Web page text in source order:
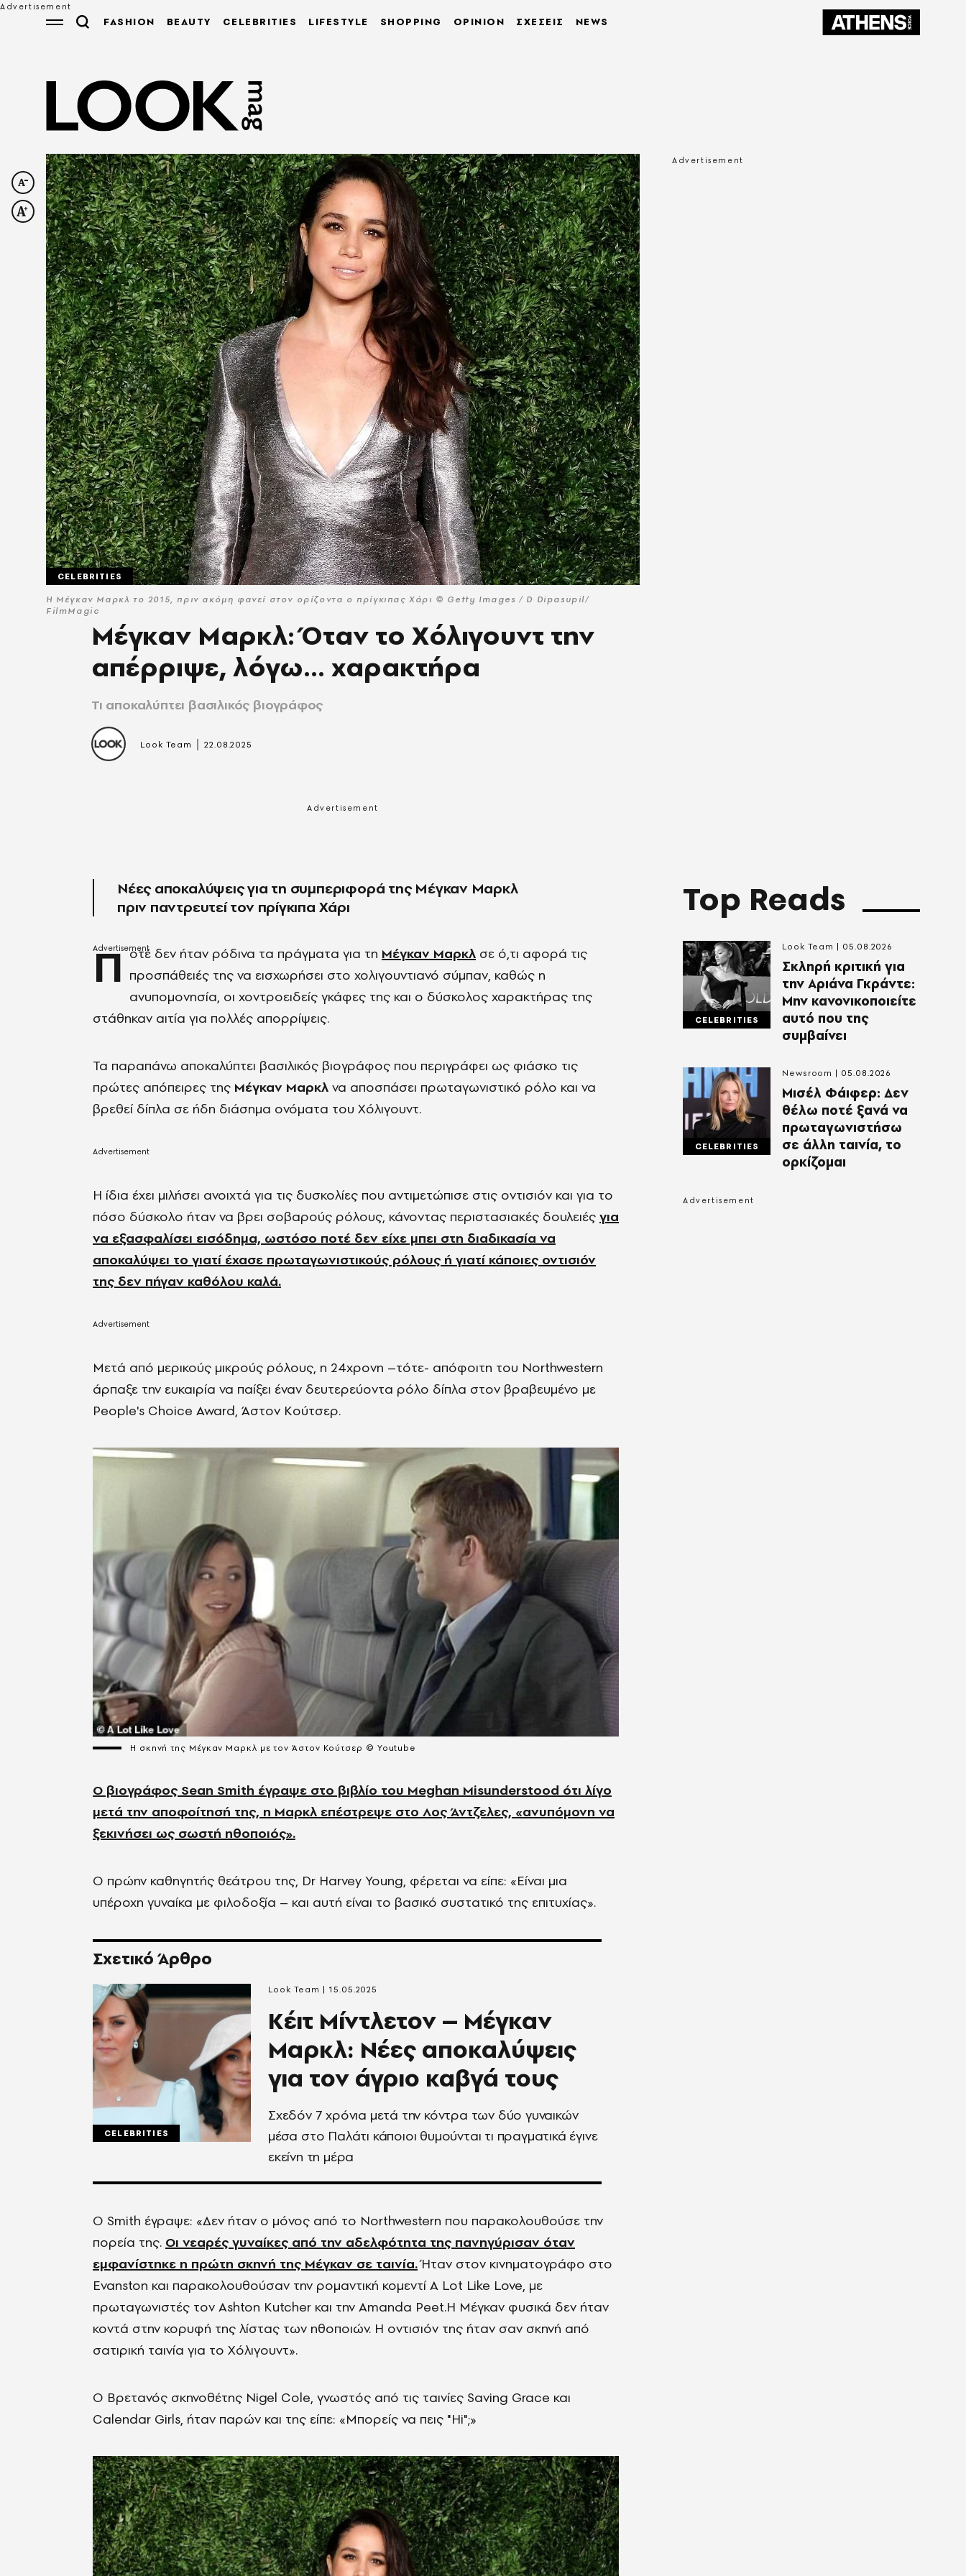
FASHION BEAUTY CELEBRITIES LIFESTYLE SHOPPING OPINION ΣΧΕΣΕΙΣ NEWS
Η Μέγκαν Μαρκλ το 2015, πριν ακόμη φανεί στον ορίζοντα ο πρίγκιπας Χάρι © Getty Images / D Dipasupil/
FilmMagic
CELEBRITIES
Μέγκαν Μαρκλ: Όταν το Χόλιγουντ την
απέρριψε, λόγω... χαρακτήρα
Τι αποκαλύπτει βασιλικός βιογράφος
Look Team |22.08.2025
Νέες αποκαλύψεις για τη συμπεριφορά της Μέγκαν Μαρκλ
πριν παντρευτεί τον πρίγκιπα Χάρι
Π οτέ δεν ήταν ρόδινα τα πράγματα για τη Μέγκαν Μαρκλ σε ό,τι αφορά τις
προσπάθειές της να εισχωρήσει στο χολιγουντιανό σύμπαν, καθώς η
ανυπομονησία, οι χοντροειδείς γκάφες της και ο δύσκολος χαρακτήρας της
στάθηκαν αιτία για πολλές απορρίψεις.
Τα παραπάνω αποκαλύπτει βασιλικός βιογράφος που περιγράφει ως φιάσκο τις
πρώτες απόπειρες της Μέγκαν Μαρκλ να αποσπάσει πρωταγωνιστικό ρόλο και να
βρεθεί δίπλα σε ήδη διάσημα ονόματα του Χόλιγουντ.
Η ίδια έχει μιλήσει ανοιχτά για τις δυσκολίες που αντιμετώπισε στις οντισιόν και για το
πόσο δύσκολο ήταν να βρει σοβαρούς ρόλους, κάνοντας περιστασιακές δουλειές για
να εξασφαλίσει εισόδημα, ωστόσο ποτέ δεν είχε μπει στη διαδικασία να
αποκαλύψει το γιατί έχασε πρωταγωνιστικούς ρόλους ή γιατί κάποιες οντισιόν
της δεν πήγαν καθόλου καλά.
Μετά από μερικούς μικρούς ρόλους, η 24χρονη –τότε- απόφοιτη του Northwestern
άρπαξε την ευκαιρία να παίξει έναν δευτερεύοντα ρόλο δίπλα στον βραβευμένο με
People's Choice Award, Άστον Κούτσερ.
Η σκηνή της Μέγκαν Μαρκλ με τον Άστον Κούτσερ © Youtube
Ο βιογράφος Sean Smith έγραψε στο βιβλίο του Meghan Misunderstood ότι λίγο
μετά την αποφοίτησή της, η Μαρκλ επέστρεψε στο Λος Άντζελες, «ανυπόμονη να
ξεκινήσει ως σωστή ηθοποιός».
Ο πρώην καθηγητής θεάτρου της, Dr Harvey Young, φέρεται να είπε: «Είναι μια
υπέροχη γυναίκα με φιλοδοξία – και αυτή είναι το βασικό συστατικό της επιτυχίας».
Σχετικό Άρθρο
CELEBRITIES
Κέιτ Μίντλετον – Μέγκαν
Μαρκλ: Νέες αποκαλύψεις
για τον άγριο καβγά τους
Σχεδόν 7 χρόνια μετά την κόντρα των δύο γυναικών
μέσα στο Παλάτι κάποιοι θυμούνται τι πραγματικά έγινε
εκείνη τη μέρα
Look Team 15.05.2025
Ο Smith έγραψε: «Δεν ήταν ο μόνος από το Northwestern που παρακολουθούσε την
πορεία της. Οι νεαρές γυναίκες από την αδελφότητα της πανηγύρισαν όταν
εμφανίστηκε η πρώτη σκηνή της Μέγκαν σε ταινία.Ήταν στον κινηματογράφο στο
Evanston και παρακολουθούσαν την ρομαντική κομεντί A Lot Like Love, με
πρωταγωνιστές τον Ashton Kutcher και την Amanda Peet.Η Μέγκαν φυσικά δεν ήταν
κοντά στην κορυφή της λίστας των ηθοποιών. Η οντισιόν της ήταν σαν σκηνή από
σατιρική ταινία για το Χόλιγουντ».
Ο Βρετανός σκηνοθέτης Nigel Cole, γνωστός από τις ταινίες Saving Grace και
Calendar Girls, ήταν παρών και της είπε: «Μπορείς να πεις "Hi";»
Top Reads
CELEBRITIES
Σκληρή κριτική για
την Αριάνα Γκράντε:
Μην κανονικοποιείτε
αυτό που της
συμβαίνει
Look Team 05.08.2026
CELEBRITIES
Μισέλ Φάιφερ: Δεν
θέλω ποτέ ξανά να
πρωταγωνιστήσω
σε άλλη ταινία, το
ορκίζομαι
Newsroom 05.08.2026